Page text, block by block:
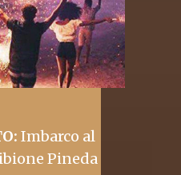
Imbarco al
Pineda